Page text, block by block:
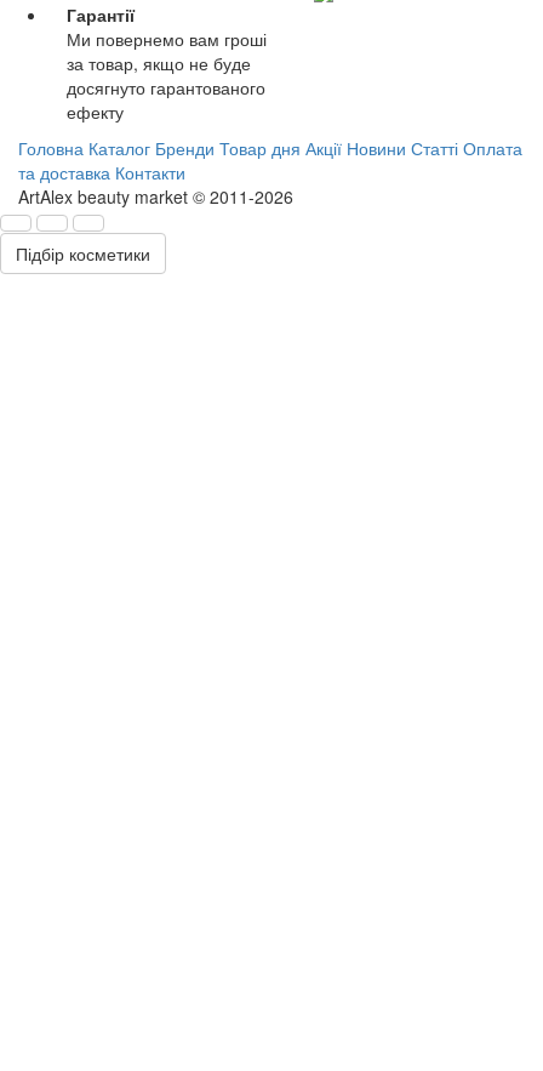
Гарантії
Ми повернемо вам гроші
за товар, якщо не буде
досягнуто гарантованого
ефекту
Головна Каталог Бренди Товар дня Акції Новини Статті Оплата
та доставка Контакти
ArtAlex beauty market © 2011-2026
Підбір косметики